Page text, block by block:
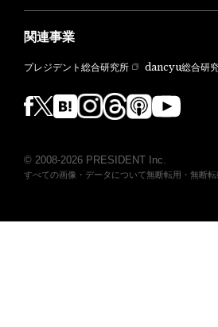
関連事業
プレジデント総合研究所 dancyu総合研
© 2008-2026 PRESIDENT Inc.
すべての画像・データについて無断転用・無断転